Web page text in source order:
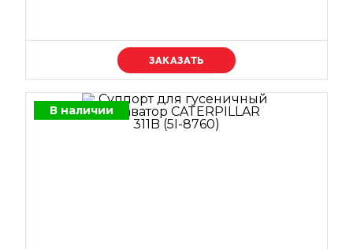
Уточняйте цену
В наличии